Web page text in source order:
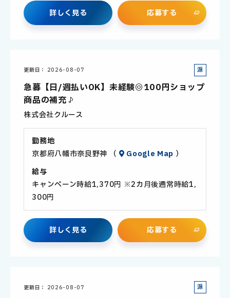
詳しく見る 応募する
更新日 2026-08-07
派
遣
社
急募【日/週払いOK】未経験◎100円ショップ
商品の補充♪
株式会社クルース
勤務地
京都府八幡市奈良野神 （
Google Map ）
給与
キャンペーン時給1,370円 ※2カ月後通常時給1,
300円
詳しく見る 応募する
更新日 2026-08-07
派